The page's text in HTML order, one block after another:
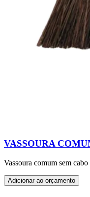
VASSOURA
Vassoura comum sem
Adicionar ao orçamento